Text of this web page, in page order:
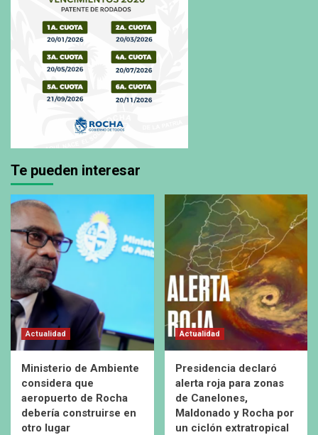
Te pueden interesar
Actualidad
Ministerio de Ambiente
considera que
aeropuerto de Rocha
debería construirse en
otro lugar
Actualidad
Presidencia declaró
alerta roja para zonas
de Canelones,
Maldonado y Rocha por
un ciclón extratropical